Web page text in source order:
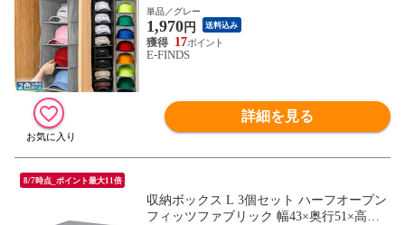
帽ラック 大容量 10段 帽子 折りたたみ 多
機能 水洗い 型崩れ防止 省スペース クロー
ゼット 送料無料
単品／グレー
1,970円 送料込み
17
E-FINDS
詳細を見る
8/7時点_ポイント最大11倍
収納ボックス L 3個セット ハーフオープン
フィッツファブリック 幅43×奥行51×高さ2